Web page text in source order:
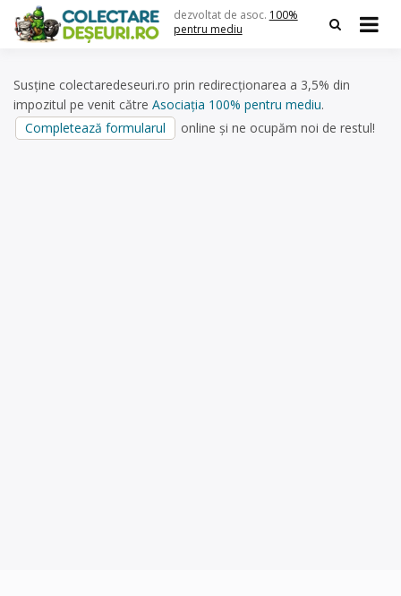
content
dezvoltat de asoc. 100%
pentru mediu
Susține colectaredeseuri.ro prin redirecționarea a 3,5% din
impozitul pe venit către Asociația 100% pentru mediu.
Completează formularul
online și ne ocupăm noi de restul!